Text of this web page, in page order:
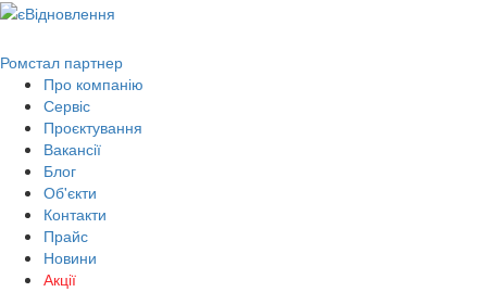
Ромстал партнер
Про компанію
Сервіс
Проєктування
Вакансії
Блог
Об'єкти
Контакти
Прайс
Новини
Акції